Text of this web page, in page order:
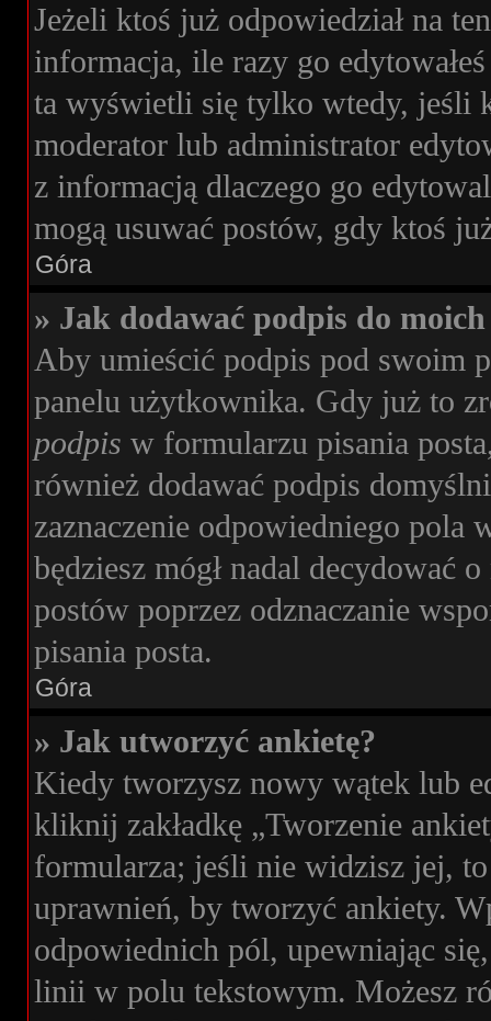
Jeżeli ktoś już odpowiedział na
informacja, ile razy go
ta wyświetli się tylko wtedy, jeśli
moderator lub administrator
z informacją dlaczego go
mogą usuwać postów, gdy ktoś
Góra
» Jak dodawać podpis do
Aby umieścić podpis pod swoim
panelu użytkownika. Gdy już to
podpis w formularzu pisania
również dodawać podpis
zaznaczenie odpowiedniego
będziesz mógł nadal decydować
postów poprzez odznaczanie
pisania posta.
Góra
» Jak utworzyć ankietę?
Kiedy tworzysz nowy wątek lub
kliknij zakładkę „Tworzenie
formularza; jeśli nie widzisz jej,
uprawnień, by tworzyć ankiety.
odpowiednich pól, upewniając
linii w polu tekstowym. Możesz